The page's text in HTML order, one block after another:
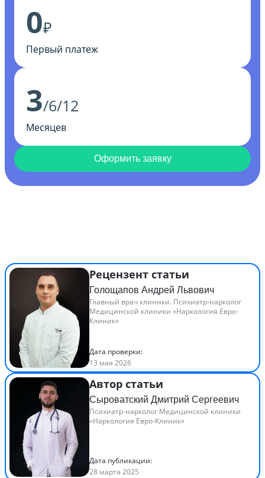
0₽
Первый платеж
3/6/12
Месяцев
Оформить заявку
Рецензент статьи
Голощапов Андрей Львович
Главный врач клиники. Психиатр-нарколог
Медицинской клиники «Наркология Евро-
Клиник»
Дата проверки:
13 мая 2026
Автор статьи
Сыроватский Дмитрий Сергеевич
Психиатр-нарколог Медицинской клиники
«Наркология Евро-Клиник»
Дата публикации:
28 марта 2025